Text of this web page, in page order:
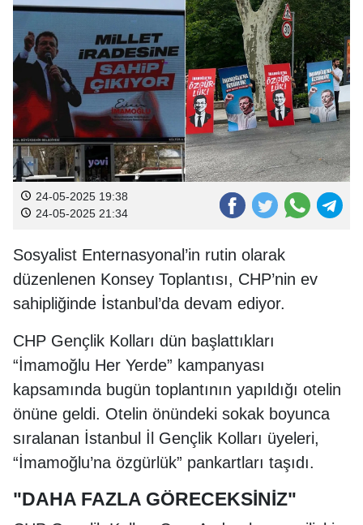
24-05-2025 19:38
24-05-2025 21:34
Sosyalist Enternasyonal’in rutin olarak
düzenlenen Konsey Toplantısı, CHP’nin ev
sahipliğinde İstanbul’da devam ediyor.
CHP Gençlik Kolları dün başlattıkları
“İmamoğlu Her Yerde” kampanyası
kapsamında bugün toplantının yapıldığı otelin
önüne geldi. Otelin önündeki sokak boyunca
sıralanan İstanbul İl Gençlik Kolları üyeleri,
“İmamoğlu’na özgürlük” pankartları taşıdı.
"DAHA FAZLA GÖRECEKSİNİZ"